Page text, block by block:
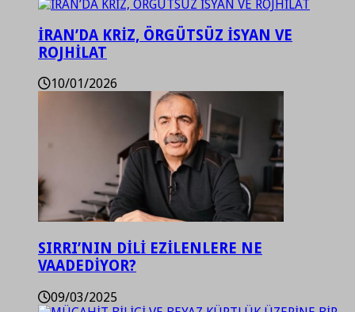
İRAN’DA KRİZ, ÖRGÜTSÜZ İSYAN VE
ROJHİLAT
10/01/2026
SIRRI’NIN DİLİ EZİLENLERE NE
VAADEDİYOR?
09/03/2025